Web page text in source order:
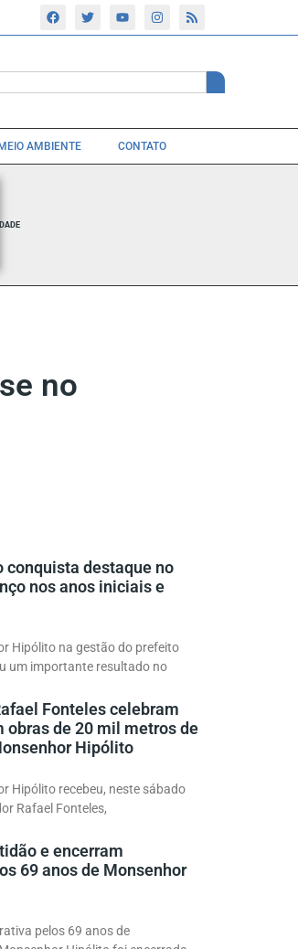
AMBIENTE CONTATO
no
conquista destaque no
nos anos iniciais e
Hipólito na gestão do prefeito
um importante resultado no
Fonteles celebram
obras de 20 mil metros de
Hipólito
Hipólito recebeu, neste sábado
Rafael Fonteles,
e encerram
69 anos de Monsenhor
pelos 69 anos de